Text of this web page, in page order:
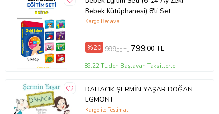
Bebek Kütüphanesi) 8'li Set
Kargo Bedava
%20 999,00 TL 799,00 TL
85,22 TL'den Başlayan Taksitlerle
DAHACIK ŞERMİN YAŞAR DOĞAN
EGMONT
Kargo ile Teslimat